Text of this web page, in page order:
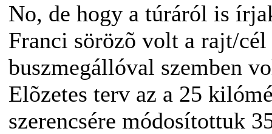
No, de hogy a túráról is
Franci sörözõ volt a rajt/
buszmegállóval szemben
Elõzetes terv az a 25
szerencsére módosítottuk